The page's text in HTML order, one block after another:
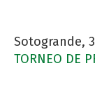
Sotogrande,
TORNEO DE